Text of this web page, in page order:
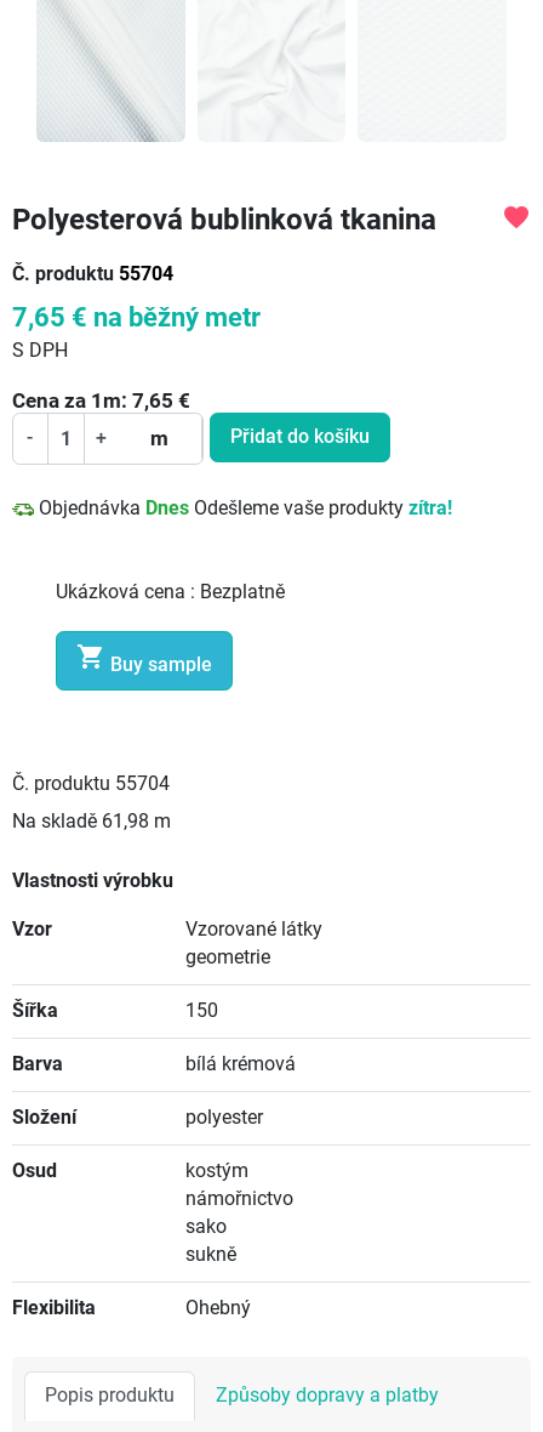
Polyesterová bublinková tkanina
Č. produktu 55704
favorite
7,65 € na běžný metr
S DPH
Cena za 1 m: 7,65 €
- + m Přidat do košíku
Objednávka Dnes Odešleme vaše produkty zítra!
Ukázková cena : Bezplatně
 Buy sample
Č. produktu 55704
Na skladě 61,98 m
Vlastnosti výrobku
Vzor
Vzorované látky
geometrie
Šířka 150
Barva bílá krémová
Složení polyester
Osud
kostým
námořnictvo
sako
sukně
Flexibilita Ohebný
Popis produktu Způsoby dopravy a platby